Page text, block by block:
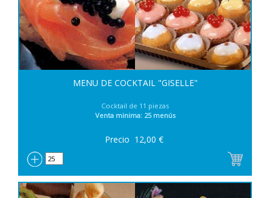
MENU DE COCKTAIL "GISELLE"
Cocktail de 11 piezas
Venta minima: 25 menús
Precio 12,00 €